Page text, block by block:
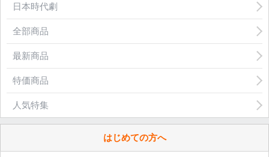
日本時代劇
全部商品
最新商品
特価商品
人気特集
はじめての方へ